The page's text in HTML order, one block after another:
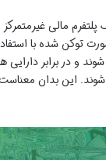
توکن شده با
و در برابر دارایی
این بدان